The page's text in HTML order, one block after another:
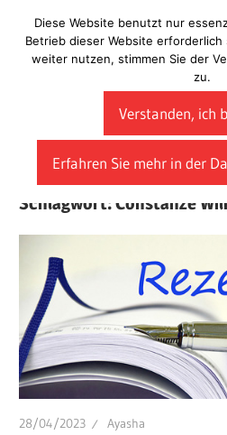
Inhalt
springen
Schlagwort:Constanze
28/04/2023 Ayasha
Diese Website benutzt nur
Betrieb dieser Website erforderlich
weiter nutzen, stimmen Sie der
zu.
Verstanden, ich
Erfahren Sie mehr in der